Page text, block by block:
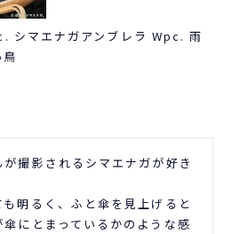
シマエナガアンブレラ Wpc. 雨
撮影されるシマエナガが好き
明るく、ふと傘を見上げると
にとまっているかのような感